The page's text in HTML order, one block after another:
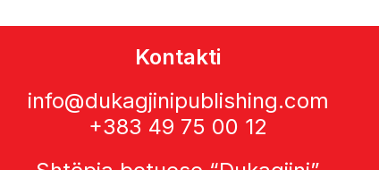
Kontakti
info@dukagjinipublishing.com
+383 49 75 00 12